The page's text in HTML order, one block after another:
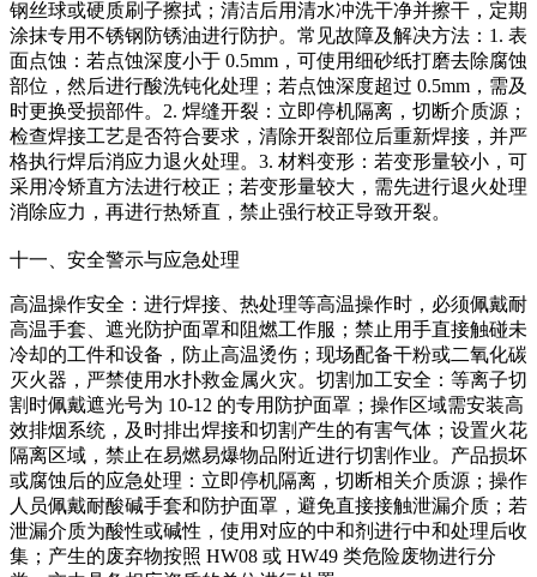
钢丝球或硬质刷子擦拭；清洁后用清水冲洗干净并擦干，定期
涂抹专用不锈钢防锈油进行防护。常见故障及解决方法：1. 表
面点蚀：若点蚀深度小于 0.5mm，可使用细砂纸打磨去除腐蚀
部位，然后进行酸洗钝化处理；若点蚀深度超过 0.5mm，需及
时更换受损部件。2. 焊缝开裂：立即停机隔离，切断介质源；
检查焊接工艺是否符合要求，清除开裂部位后重新焊接，并严
格执行焊后消应力退火处理。3. 材料变形：若变形量较小，可
采用冷矫直方法进行校正；若变形量较大，需先进行退火处理
消除应力，再进行热矫直，禁止强行校正导致开裂。
十一、安全警示与应急处理
高温操作安全：进行焊接、热处理等高温操作时，必须佩戴耐
高温手套、遮光防护面罩和阻燃工作服；禁止用手直接触碰未
冷却的工件和设备，防止高温烫伤；现场配备干粉或二氧化碳
灭火器，严禁使用水扑救金属火灾。切割加工安全：等离子切
割时佩戴遮光号为 10-12 的专用防护面罩；操作区域需安装高
效排烟系统，及时排出焊接和切割产生的有害气体；设置火花
隔离区域，禁止在易燃易爆物品附近进行切割作业。产品损坏
或腐蚀后的应急处理：立即停机隔离，切断相关介质源；操作
人员佩戴耐酸碱手套和防护面罩，避免直接接触泄漏介质；若
泄漏介质为酸性或碱性，使用对应的中和剂进行中和处理后收
集；产生的废弃物按照 HW08 或 HW49 类危险废物进行分